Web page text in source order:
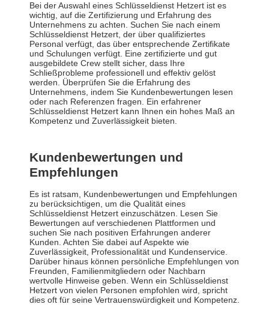
Bei der Auswahl eines Schlüsseldienst Hetzert ist es
wichtig, auf die Zertifizierung und Erfahrung des
Unternehmens zu achten. Suchen Sie nach einem
Schlüsseldienst Hetzert, der über qualifiziertes
Personal verfügt, das über entsprechende Zertifikate
und Schulungen verfügt. Eine zertifizierte und gut
ausgebildete Crew stellt sicher, dass Ihre
Schließprobleme professionell und effektiv gelöst
werden. Überprüfen Sie die Erfahrung des
Unternehmens, indem Sie Kundenbewertungen lesen
oder nach Referenzen fragen. Ein erfahrener
Schlüsseldienst Hetzert kann Ihnen ein hohes Maß an
Kompetenz und Zuverlässigkeit bieten.
Kundenbewertungen und
Empfehlungen
Es ist ratsam, Kundenbewertungen und Empfehlungen
zu berücksichtigen, um die Qualität eines
Schlüsseldienst Hetzert einzuschätzen. Lesen Sie
Bewertungen auf verschiedenen Plattformen und
suchen Sie nach positiven Erfahrungen anderer
Kunden. Achten Sie dabei auf Aspekte wie
Zuverlässigkeit, Professionalität und Kundenservice.
Darüber hinaus können persönliche Empfehlungen von
Freunden, Familienmitgliedern oder Nachbarn
wertvolle Hinweise geben. Wenn ein Schlüsseldienst
Hetzert von vielen Personen empfohlen wird, spricht
dies oft für seine Vertrauenswürdigkeit und Kompetenz.